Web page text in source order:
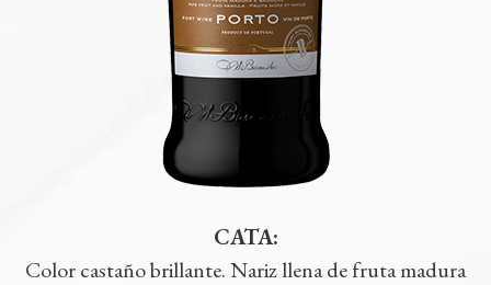
CATA:
Color castaño brillante. Nariz llena de fruta madura